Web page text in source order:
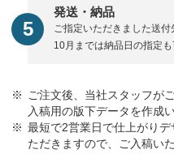
発送・納品
ご指定いただきました送付
10月までは納品日の指定も
ご注文後、当社スタッフが
入稿用の版下データを作成
最短で2営業日で仕上がり
ただきますので、ご入稿い